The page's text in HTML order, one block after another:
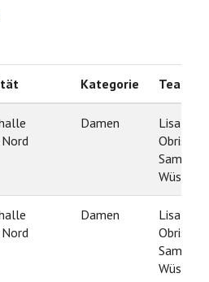
Kategorie Team
Damen
Lisa
Obrist /
Wüst
Damen
Lisa
Obrist /
Wüst